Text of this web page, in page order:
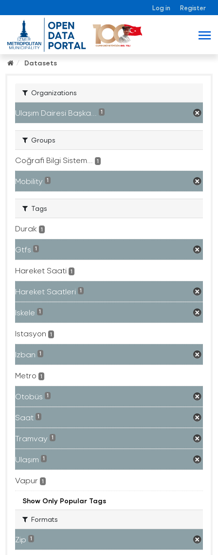
Log in Register
Datasets
Organizations
Ulaşım Dairesi Başka... 1
Groups
Coğrafi Bilgi Sistem... 1
Mobility 1
Tags
Durak 1
Gtfs 1
Hareket Saati 1
Hareket Saatleri 1
Iskele 1
Istasyon 1
Izban 1
Metro 1
Otobüs 1
Saat 1
Tramvay 1
Ulaşım 1
Vapur 1
Show Only Popular Tags
Formats
Zip 1